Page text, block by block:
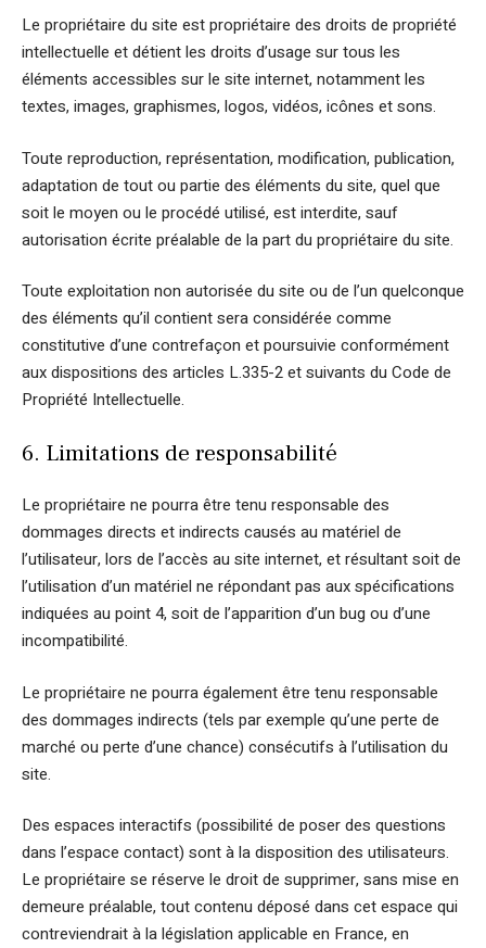
Le propriétaire du site est propriétaire des droits de propriété
intellectuelle et détient les droits d’usage sur tous les
éléments accessibles sur le site internet, notamment les
textes, images, graphismes, logos, vidéos, icônes et sons.
Toute reproduction, représentation, modification, publication,
adaptation de tout ou partie des éléments du site, quel que
soit le moyen ou le procédé utilisé, est interdite, sauf
autorisation écrite préalable de la part du propriétaire du site.
Toute exploitation non autorisée du site ou de l’un quelconque
des éléments qu’il contient sera considérée comme
constitutive d’une contrefaçon et poursuivie conformément
aux dispositions des articles L.335-2 et suivants du Code de
Propriété Intellectuelle.
6. Limitations de responsabilité
Le propriétaire ne pourra être tenu responsable des
dommages directs et indirects causés au matériel de
l’utilisateur, lors de l’accès au site internet, et résultant soit de
l’utilisation d’un matériel ne répondant pas aux spécifications
indiquées au point 4, soit de l’apparition d’un bug ou d’une
incompatibilité.
Le propriétaire ne pourra également être tenu responsable
des dommages indirects (tels par exemple qu’une perte de
marché ou perte d’une chance) consécutifs à l’utilisation du
site.
Des espaces interactifs (possibilité de poser des questions
dans l’espace contact) sont à la disposition des utilisateurs.
Le propriétaire se réserve le droit de supprimer, sans mise en
demeure préalable, tout contenu déposé dans cet espace qui
contreviendrait à la législation applicable en France, en